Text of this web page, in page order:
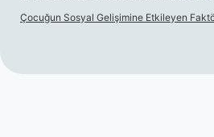
Çocuğun Sosyal Gelişimine Etkileyen